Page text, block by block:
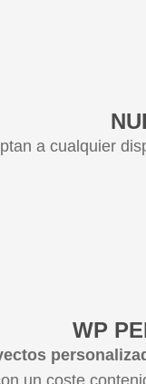
a cualquier
WP
un coste